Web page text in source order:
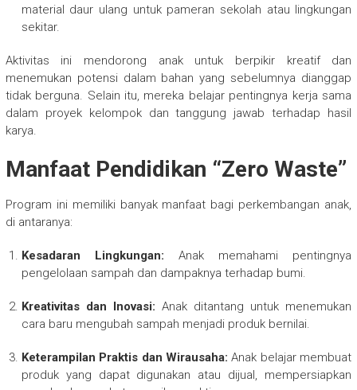
material daur ulang untuk pameran sekolah atau lingkungan
sekitar.
Aktivitas ini mendorong anak untuk berpikir kreatif dan
menemukan potensi dalam bahan yang sebelumnya dianggap
tidak berguna. Selain itu, mereka belajar pentingnya kerja sama
dalam proyek kelompok dan tanggung jawab terhadap hasil
karya.
Manfaat Pendidikan “Zero Waste”
Program ini memiliki banyak manfaat bagi perkembangan anak,
di antaranya:
Kesadaran Lingkungan: Anak memahami pentingnya
pengelolaan sampah dan dampaknya terhadap bumi.
Kreativitas dan Inovasi: Anak ditantang untuk menemukan
cara baru mengubah sampah menjadi produk bernilai.
Keterampilan Praktis dan Wirausaha: Anak belajar membuat
produk yang dapat digunakan atau dijual, mempersiapkan